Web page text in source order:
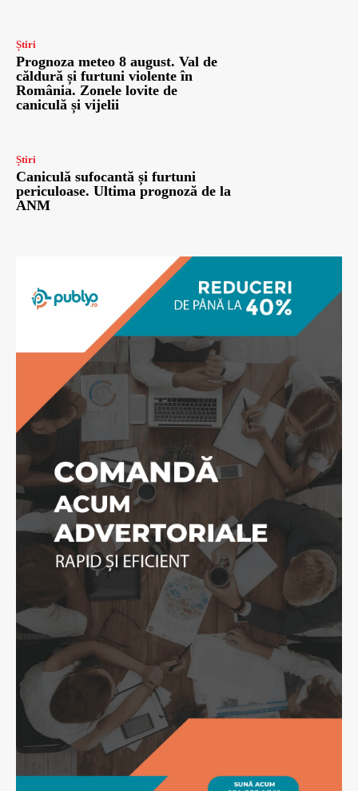
Știri
Prognoza meteo 8 august. Val de
căldură și furtuni violente în
România. Zonele lovite de
caniculă și vijelii
Știri
Caniculă sufocantă și furtuni
periculoase. Ultima prognoză de la
ANM